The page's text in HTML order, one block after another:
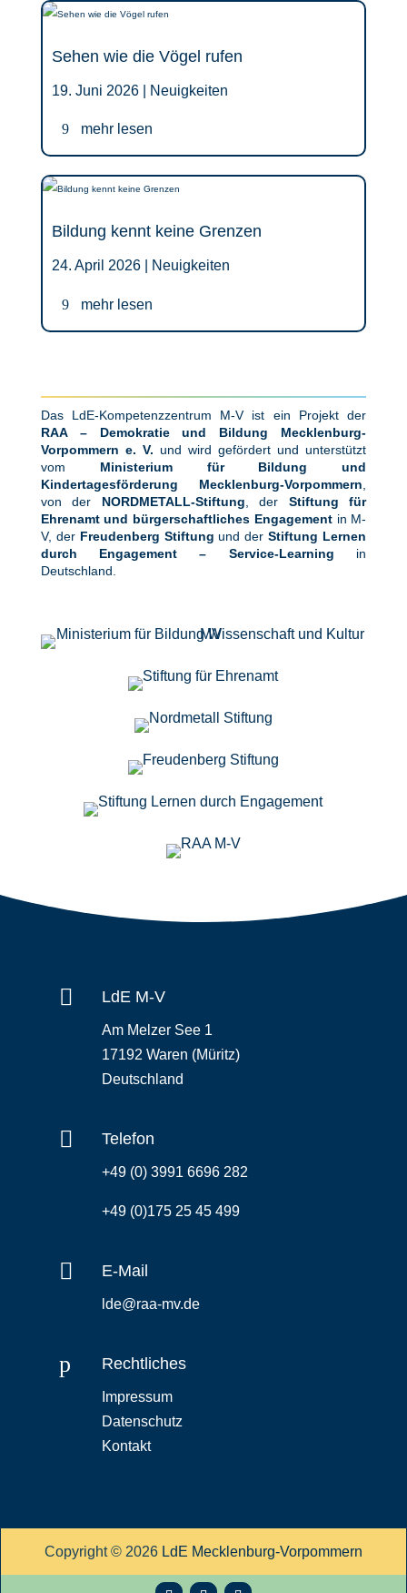
Sehen wie die Vögel rufen
19. Juni 2026 | Neuigkeiten
mehr lesen
Bildung kennt keine Grenzen
24. April 2026 | Neuigkeiten
mehr lesen
Das LdE-Kompetenzzentrum M-V ist ein Projekt der
RAA – Demokratie und Bildung Mecklenburg-
Vorpommern e. V. und wird gefördert und unterstützt
vom Ministerium für Bildung und
Kindertagesförderung Mecklenburg-Vorpommern
von der NORDMETALL-Stiftung , der Stiftung für
Ehrenamt und bürgerschaftliches Engagementin M-
V, der Freudenberg Stiftung und derStiftung Lernen
durch Engagement – Service-Learning in
Deutschland.
 LdE M-V
Am Melzer See 1
17192 Waren (Müritz)
Deutschland
 Telefon
+49 (0) 3991 6696 282
+49 (0)175 25 45 499
 E-Mail
lde@raa-mv.de
p Rechtliches
Impressum
Datenschutz
Kontakt
Copyright © 2026 LdE Mecklenburg-Vorpommern